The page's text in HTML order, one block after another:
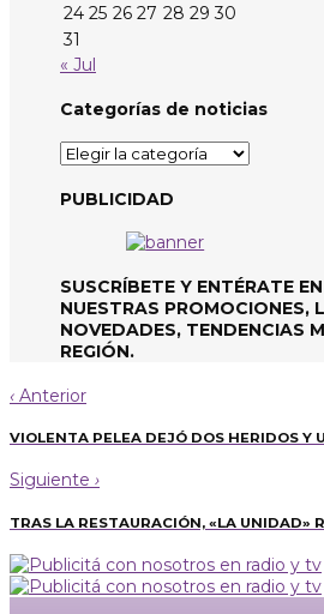
24 25 26 27 28 29 30
31
« Jul
Categorías de noticias
Categorías
de
noticias
PUBLICIDAD
SUSCRÍBETE Y ENTÉRATE
NUESTRAS PROMOCIONES,
NOVEDADES, TENDENCIAS
REGIÓN.
‹ Anterior
VIOLENTA PELEA DEJÓ DOS HERIDOS Y
Siguiente ›
TRAS LA RESTAURACIÓN, «LA UNIDAD»